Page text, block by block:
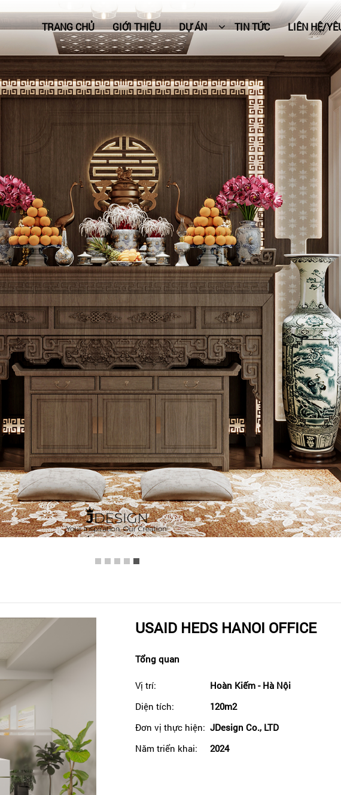
TRANG CHỦ GIỚI THIỆU DỰ ÁN TIN TỨC LIÊN HỆ/
USAID HEDS HANOI OFFICE
Tổng quan
Vị trí:
Hoàn Kiếm - Hà Nội
Diện tích:
120m2
Đơn vị thực hiện: JDesign Co., LTD
Năm triển khai:
2024